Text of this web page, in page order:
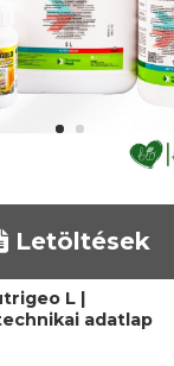
Letöltések
L |
adatlap